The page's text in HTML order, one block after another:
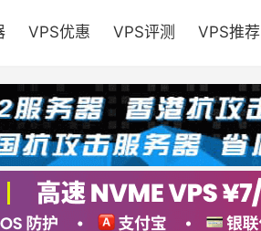
VPS优惠 VPS评测 VPS推荐